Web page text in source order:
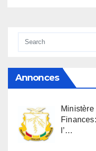
Annonces
Ministère
l’…